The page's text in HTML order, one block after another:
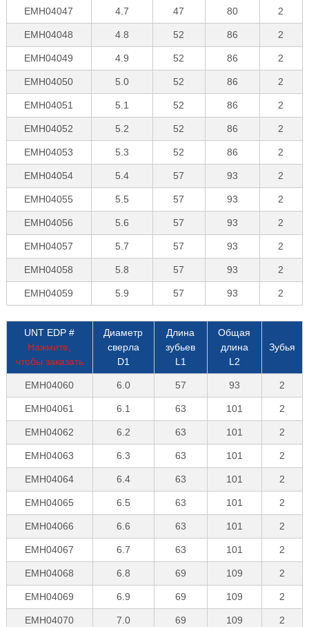
EMH04047 4.7 47 80 2
EMH04048 4.8 52 86 2
EMH04049 4.9 52 86 2
EMH04050 5.0 52 86 2
EMH04051 5.1 52 86 2
EMH04052 5.2 52 86 2
EMH04053 5.3 52 86 2
EMH04054 5.4 57 93 2
EMH04055 5.5 57 93 2
EMH04056 5.6 57 93 2
EMH04057 5.7 57 93 2
EMH04058 5.8 57 93 2
EMH04059 5.9 57 93 2
UNT EDP #
Нажмите,
чтобы заказать
Диаметр
сверла
D1
Длина
зубьев
L1
Общая
длина
L2
Зубья
EMH04060 6.0 57 93 2
EMH04061 6.1 63 101 2
EMH04062 6.2 63 101 2
EMH04063 6.3 63 101 2
EMH04064 6.4 63 101 2
EMH04065 6.5 63 101 2
EMH04066 6.6 63 101 2
EMH04067 6.7 63 101 2
EMH04068 6.8 69 109 2
EMH04069 6.9 69 109 2
EMH04070 7.0 69 109 2